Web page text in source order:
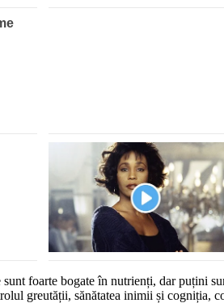
foarte bogate în nutrienți, dar puțini
greutății, sănătatea inimii și cogniția,